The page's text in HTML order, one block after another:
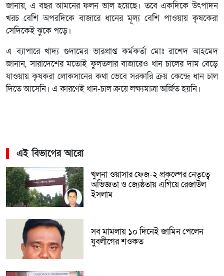
জানায়, এ বছর আমনের ফলন ভাল হয়েছে। তবে একদিকে উৎপাদন
খরচ বেশি অপরদিকে বাজারে ধানের মূল্য বেশি পাওয়ায় কৃষকেরা
সেদিকেই ঝুকে পড়ে।
এ ব্যাপারে খাদ্য গুদামের ভারপ্রাপ্ত কর্মকর্তা মোঃ রাশেদ আহমেদ
জানান, সারাদেশের মতোই ফুলতলার বাজারেও ধান চালের দাম বেড়ে
যাওয়ায় কৃষকরা লোকসানের কথা ভেবে সরকারি ক্রয় কেন্দ্রে ধান চাল
দিতে আসেনি। এ কারণেই ধান-চাল ক্রয়ে লক্ষ্যমাত্রা অর্জিত হয়নি।
এই বিভাগের আরো
খুলনা ওয়াসার ফেজ-২ প্রকল্পের নেতৃত্বে
অভিজ্ঞতা ও জ্যেষ্ঠতায় এগিয়ে রেজাউল
ইসলাম
সব মামলায় ১০ দিনেই জামিন পেলেন
যুবলীগের শওকত